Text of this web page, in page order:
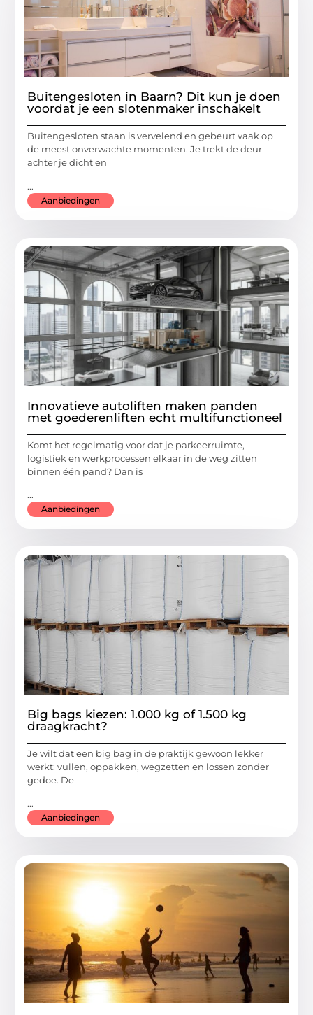
Buitengesloten in Baarn? Dit kun je doen
voordat je een slotenmaker inschakelt
Buitengesloten staan is vervelend en gebeurt vaak op
de meest onverwachte momenten. Je trekt de deur
achter je dicht en
...
Aanbiedingen
Innovatieve autoliften maken panden
met goederenliften echt multifunctioneel
Komt het regelmatig voor dat je parkeerruimte,
logistiek en werkprocessen elkaar in de weg zitten
binnen één pand? Dan is
...
Aanbiedingen
Big bags kiezen: 1.000 kg of 1.500 kg
draagkracht?
Je wilt dat een big bag in de praktijk gewoon lekker
werkt: vullen, oppakken, wegzetten en lossen zonder
gedoe. De
...
Aanbiedingen